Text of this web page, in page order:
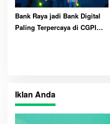
Bank Raya jadi Bank Digital
Paling Terpercaya di CGPI
Iklan Anda